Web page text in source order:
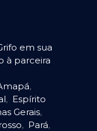
em sua
à parceira
,
, Espírito
Gerais,
, Pará,